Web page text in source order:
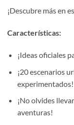
¡Descubre más en
Características:
¡Ideas oficiales
¡20 escenarios
experimentados!
¡No olvides
aventuras!